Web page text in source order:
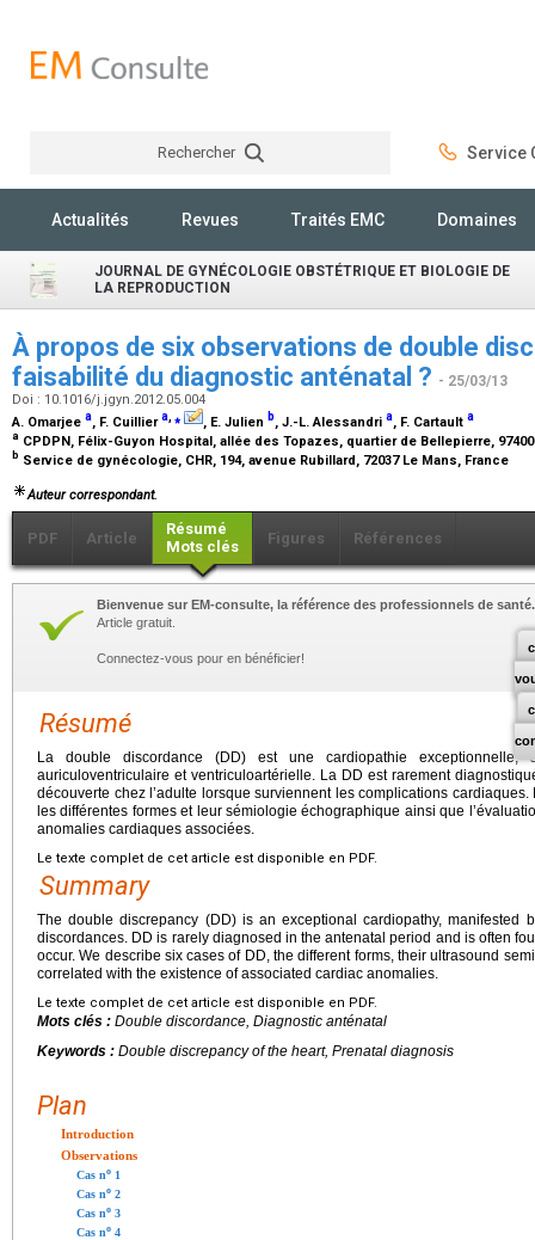
Rechercher Service
Actualités Revues Traités EMC Domaines
JOURNAL DE GYNÉCOLOGIE OBSTÉTRIQUE ET BIOLOGIE DE
LA REPRODUCTION
À propos de six observations de double
faisabilité du diagnostic anténatal ? - 25/03/13
Doi : 10.1016/j.jgyn.2012.05.004
A. Omarjee a, F. Cuilliera,⁎ , E. Julien b, J.-L. Alessandri a, F. Cartault a
a CPDPN, Félix-Guyon Hospital, allée des Topazes, quartier de Bellepierre,
b Service de gynécologie, CHR, 194, avenue Rubillard, 72037 Le Mans, France
Auteur correspondant.
PDF Article
Résumé
Mots clés
Figures Références
Bienvenue sur EM-consulte, la référence des professionnels de santé.
Article gratuit.
Connectez-vous pour en bénéficier!
Résumé
La double discordance (DD) est une cardiopathie exceptionnelle,
auriculoventriculaire et ventriculoartérielle. La DD est rarement
découverte chez l’adulte lorsque surviennent les complications
les différentes formes et leur sémiologie échographique ainsi que
anomalies cardiaques associées.
Le texte complet de cet article est disponible en PDF.
Summary
The double discrepancy (DD) is an exceptional cardiopathy, manifested
discordances. DD is rarely diagnosed in the antenatal period and is often
occur. We describe six cases of DD, the different forms, their ultrasound
correlated with the existence of associated cardiac anomalies.
Le texte complet de cet article est disponible en PDF.
Mots clés : Double discordance, Diagnostic anténatal
Keywords : Double discrepancy of the heart, Prenatal diagnosis
Plan
Introduction
Observations
Cas no 1
Cas no 2
Cas no 3
Cas no 4